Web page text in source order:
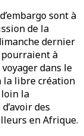
sont à
de la
dernier
pourraient à
dans le
la libre création
loin la
des
en Afrique.